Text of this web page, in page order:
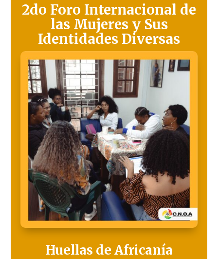
2do Foro Internacional de
las Mujeres y Sus
Identidades Diversas
Huellas de Africanía